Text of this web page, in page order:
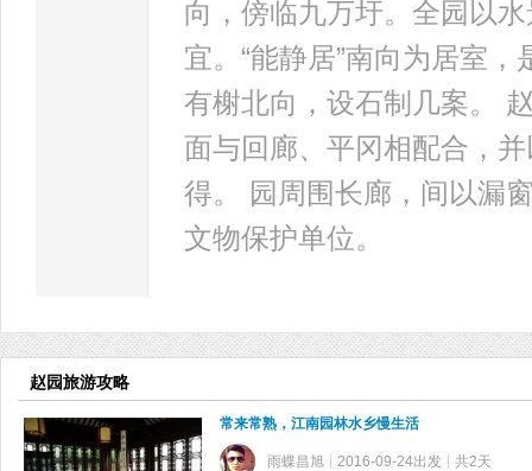
向，傍临九万圩。全园以
宜。“能静居”南向为居室
有榭北向，设石制几案。
面与回廊、平冈相配合，
得。 园周围长廊，间以漏
文物保护单位。
赵园旅游攻略
常来常熟，江南园林水乡慢生活
雨蝶昌旭 2016-09-24出发 共2天